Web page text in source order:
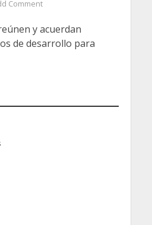
Comment
y acuerdan
de desarrollo para